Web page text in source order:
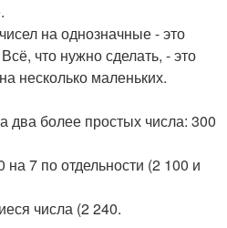
на однозначные - это
что нужно сделать, - это
несколько маленьких.
два более простых числа: 300
7 по отдельности (2 100 и
числа (2 240.